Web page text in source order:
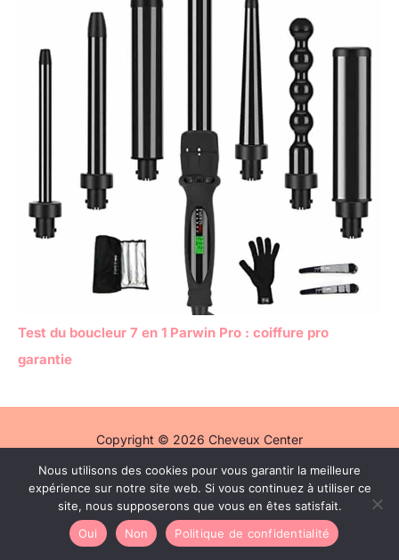
Test du boucleur 7 en 1 Parwin Pro : coiffure pro
garantie
Copyright © 2026 Cheveux Center
Politique de confidentialité
Mentions légales
Contact
Nous utilisons des cookies pour vous garantir la meilleure
expérience sur notre site web. Si vous continuez à utiliser ce
site, nous supposerons que vous en êtes satisfait.
Oui
Non Politique de confidentialité